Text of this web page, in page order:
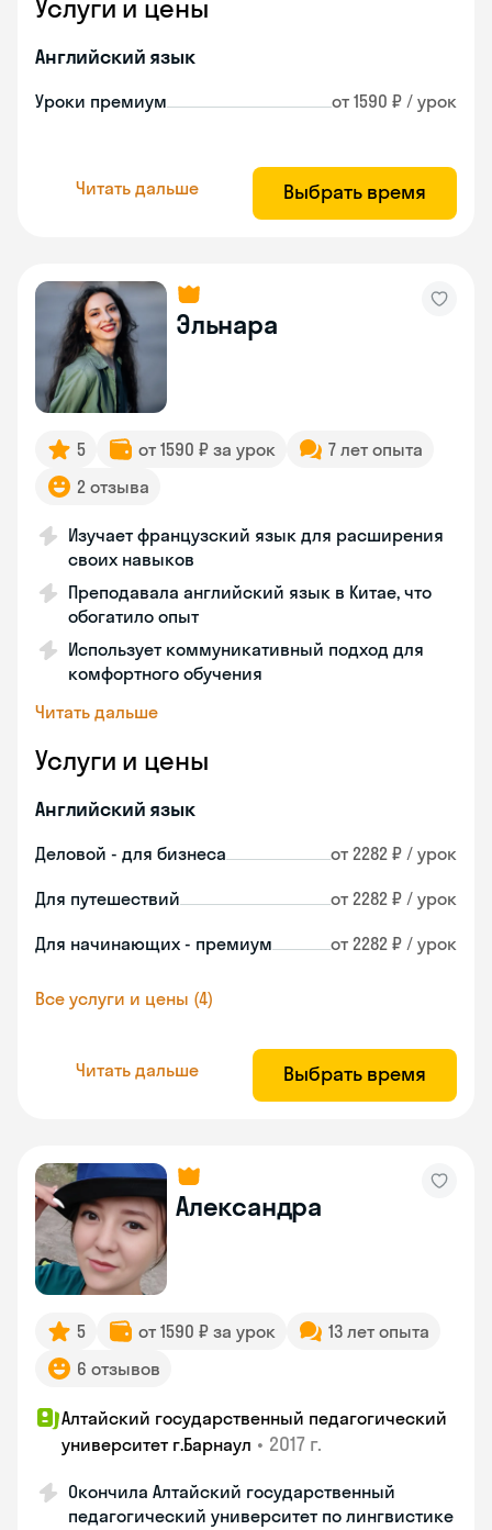
Услуги и цены
Английский язык
Уроки премиум от 1590 ₽ / урок
Читать дальше Выбрать время
Эльнара
5 от 1590 ₽ за урок
7 лет опыта
2 отзыва
Изучает французский язык для расширения
своих навыков
Преподавала английский язык в Китае, что
обогатило опыт
Использует коммуникативный подход для
комфортного обучения
Читать дальше
Услуги и цены
Английский язык
Деловой - для бизнеса от 2282 ₽ / урок
Для путешествий от 2282 ₽ / урок
Для начинающих - премиум от 2282 ₽ / урок
Все услуги и цены (4)
Читать дальше Выбрать время
Александра
5 от 1590 ₽ за урок
13 лет опыта
6 отзывов
Алтайский государственный педагогический
университет г.Барнаул • 2017 г.
Окончила Алтайский государственный
педагогический университет по лингвистике